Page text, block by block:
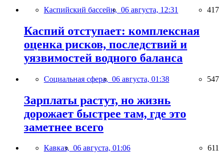
Каспийский бассейн, 06 августа, 12:31 417
Каспий отступает: комплексная
оценка рисков, последствий и
уязвимостей водного баланса
Социальная сфера, 06 августа, 01:38 547
Зарплаты растут, но жизнь
дорожает быстрее там, где это
заметнее всего
Кавказ, 06 августа, 01:06 611